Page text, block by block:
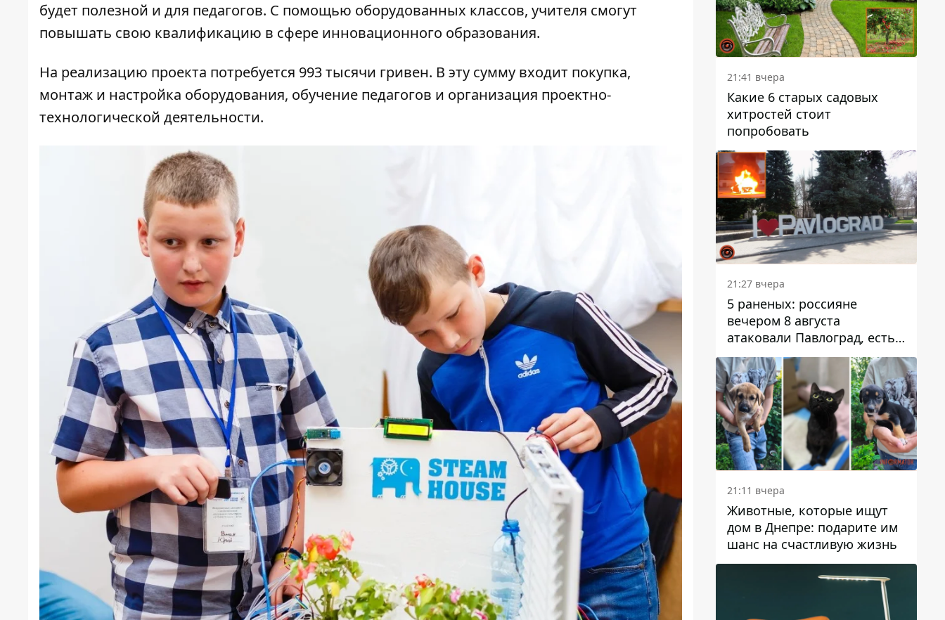
будет полезной и для педагогов. С помощью оборудованных классов, учителя смогут
повышать свою квалификацию в сфере инновационного образования.
На реализацию проекта потребуется 993 тысячи гривен. В эту сумму входит покупка,
монтаж и настройка оборудования, обучение педагогов и организация проектно-
технологической деятельности.
21:41 вчера
Какие 6 старых садовых
хитростей стоит
попробовать
21:27 вчера
5 раненых: россияне
вечером 8 августа
атаковали Павлоград, есть
возгорание
21:11 вчера
Животные, которые ищут
дом в Днепре: подарите им
шанс на счастливую жизнь